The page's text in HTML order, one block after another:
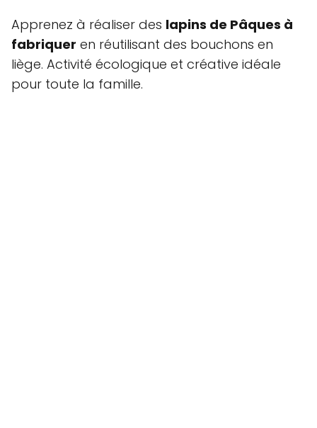
Apprenez à réaliser des lapins de Pâques à
fabriquer en réutilisant des bouchons en
liège. Activité écologique et créative idéale
pour toute la famille.